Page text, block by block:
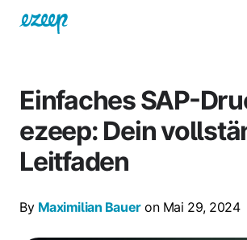
Einfaches SAP-
ezeep: Dein
Leitfaden
By Maximilian Baueron Mai 29, 2024